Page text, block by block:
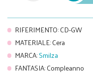
RIFERIMENTO:CD-GW
MATERIALE:Cera
MARCA:Smilza
FANTASIA:Compleanno